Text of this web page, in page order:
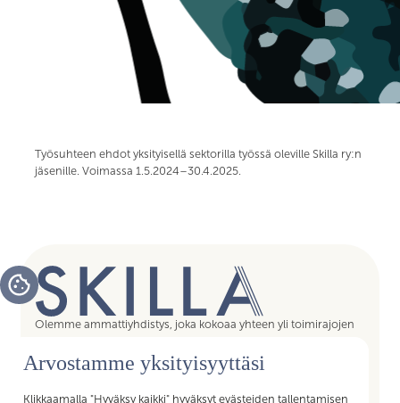
Työsuhteen ehdot yksityisellä sektorilla työssä oleville Skilla ry:n
jäsenille. Voimassa 1.5.2024–30.4.2025.
Arvostamme yksityisyyttäsi
Klikkaamalla "Hyväksy kaikki" hyväksyt evästeiden tallentamisen
Olemme ammattiyhdistys, joka kokoaa yhteen yli toimirajojen
esihenkilöt ja päälliköt – kaikki sujuvan arjen mahdollistajat.
Liittymällä Skillan jäseneksi saat Akavan Erityisalojen liiton
palvelut käyttöösi. Liity Skillaan, liity liittoon!